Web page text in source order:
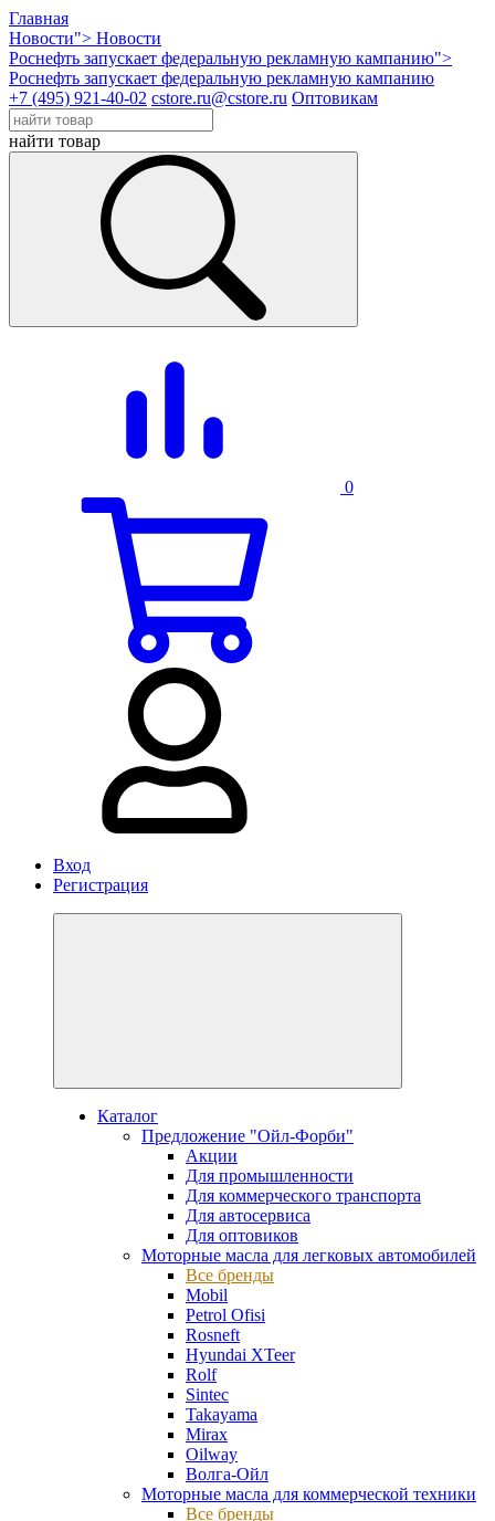
Главная
Новости"> Новости
Роснефть запускает федеральную рекламную кампанию">
Роснефть запускает федеральную рекламную кампанию
+7 (495) 921-40-02 cstore.ru@cstore.ru Оптовикам
найти товар
0
Вход
Регистрация
Каталог
Предложение "Ойл-Форби"
Акции
Для промышленности
Для коммерческого транспорта
Для автосервиса
Для оптовиков
Моторные масла для легковых автомобилей
Все бренды
Mobil
Petrol Ofisi
Rosneft
Hyundai XTeer
Rolf
Sintec
Takayama
Mirax
Oilway
Волга-Ойл
Моторные масла для коммерческой техники
Все бренды